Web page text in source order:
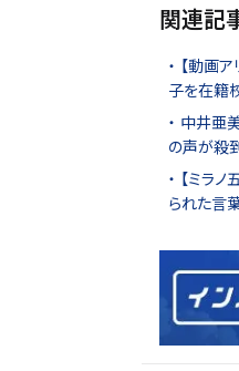
関連記
【動画
子を在籍
中井亜
の声が殺到
【ミラ
られた言